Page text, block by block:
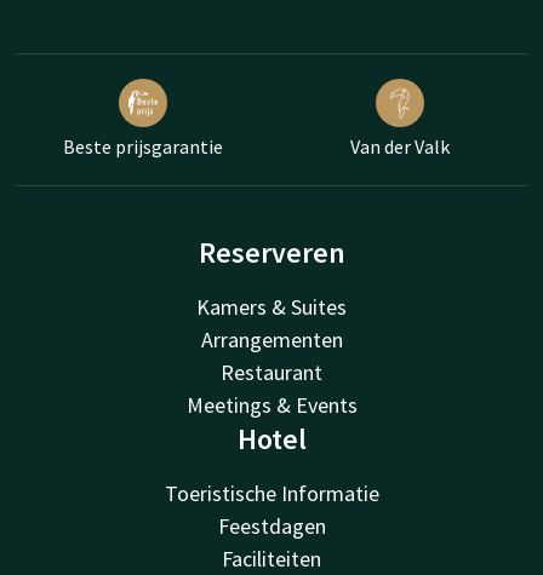
Beste prijsgarantie Van der Valk
Reserveren
Kamers & Suites
Arrangementen
Restaurant
Meetings & Events
Hotel
Toeristische Informatie
Feestdagen
Faciliteiten